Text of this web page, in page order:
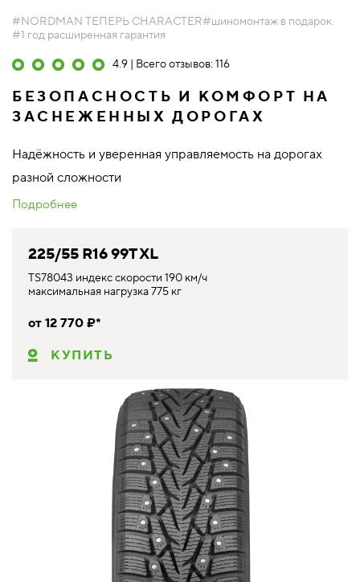
#NORDMAN ТЕПЕРЬ CHARACTER#шиномонтаж в подарок
#1 год расширенная гарантия
4.9 | Всего отзывов: 116
БЕЗОПАСНОСТЬ И КОМФОРТ НА
ЗАСНЕЖЕННЫХ ДОРОГАХ
Надёжность и уверенная управляемость на дорогах
разной сложности
Подробнее
225/55 R16 99T XL
TS78043 индекс скорости 190 км/ч
максимальная нагрузка 775 кг
от 12 770 ₽*
КУПИТЬ